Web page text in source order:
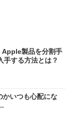
Apple製品を分割手
手する方法とは？
かいつも心配にな